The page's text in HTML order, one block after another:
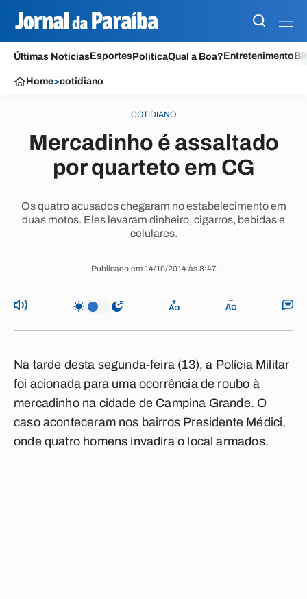
Últimas NotíciasEsportesPolíticaQual a Boa?Entretenimento
Home>cotidiano
COTIDIANO
Mercadinho é assaltado
por quarteto em CG
Os quatro acusados chegaram no estabelecimento em
duas motos. Eles levaram dinheiro, cigarros, bebidas e
celulares.
Publicado em 14/10/2014 às 8:47
Na tarde desta segunda-feira (13), a Polícia Militar
foi acionada para uma ocorrência de roubo à
mercadinho na cidade de Campina Grande. O
caso aconteceram nos bairros Presidente Médici,
onde quatro homens invadira o local armados.